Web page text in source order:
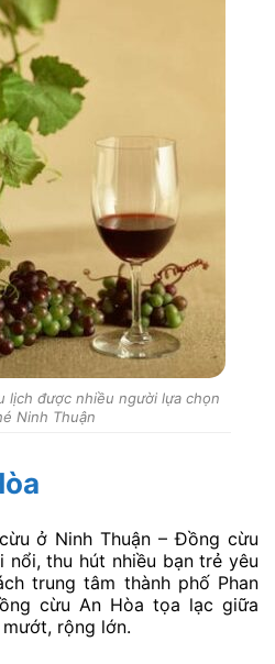
lịch được nhiều người lựa chọn
Ninh Thuận
ở Ninh Thuận – Đồng cừu
nổi, thu hút nhiều bạn trẻ yêu
trung tâm thành phố Phan
cừu An Hòa tọa lạc giữa
rộng lớn.